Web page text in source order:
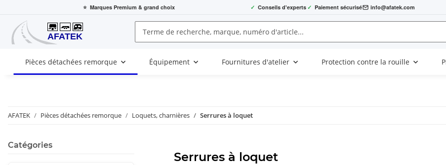
⭐ Marques Premium & grand choix ✓ Conseils d'experts ✓ Paiement sécurisé info@afatek.com
Pièces détachées remorque Équipement Fournitures d'atelier Protection contre la rouille
AFATEK Pièces détachées remorque Loquets, charnières Serrures à loquet
Serrures à loquet
Catégories